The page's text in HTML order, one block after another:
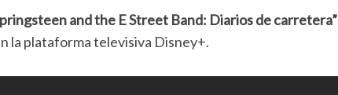
and the E Street Band: Diarios de carretera”
la plataforma televisiva Disney+.